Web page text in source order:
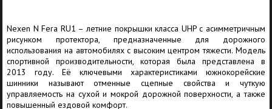
Nexen N Fera RU1 – летние покрышки класса UHP с асимметричным
рисунком протектора, предназначенные для дорожного
использования на автомобилях с высоким центром тяжести. Модель
спортивной производительности, которая была представлена в
2013 году. Её ключевыми характеристиками южнокорейские
шинники называют отменные сцепные свойства и чуткую
управляемость на сухой и мокрой дорожной поверхности, а также
повышенный ездовой комфорт.